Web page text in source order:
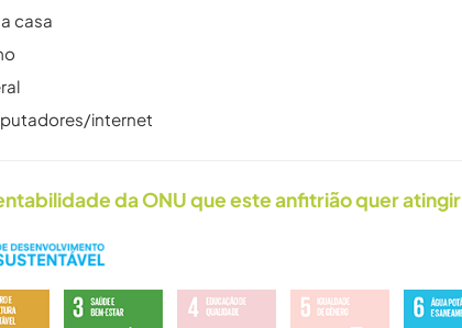
casa
internet
da ONU que este anfitrião quer atingir